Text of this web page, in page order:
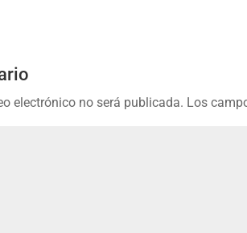
electrónico no será publicada. Los